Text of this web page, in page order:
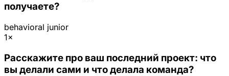
получаете?
behavioral junior
1×
Расскажите про ваш последний проект: что
вы делали сами и что делала команда?